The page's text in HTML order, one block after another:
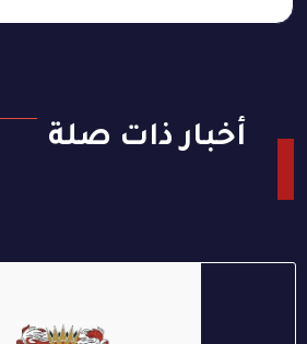
أخبار ذات صلة